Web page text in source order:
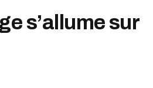
s’allume sur